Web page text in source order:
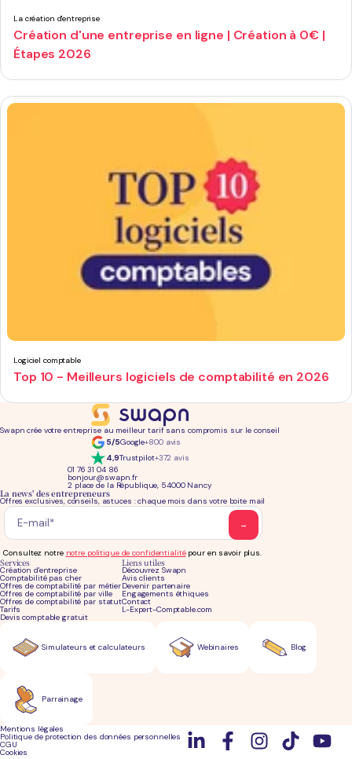
La création d'entreprise
Création d'une entreprise en ligne | Création à 0€ |
Étapes 2026
Logiciel comptable
Top 10 - Meilleurs logiciels de comptabilité en 2026
Swapn crée votre entreprise au meilleur tarif sans compromis sur le conseil
5/5Google+800 avis
4,9Trustpilot+372 avis
01 76 31 04 86
bonjour@swapn.fr
2 place de la République, 54000 Nancy
Services
Création d'entreprise
Comptabilité pas cher
Offres de comptabilité par métier
Offres de comptabilité par ville
Offres de comptabilité par statut
Tarifs
Devis comptable gratuit
Liens utiles
Découvrez Swapn
Avis clients
Devenir partenaire
Engagements éthiques
Contact
L-Expert-Comptable.com
La news' des entrepreneurs
Offres exclusives, conseils, astuces : chaque mois dans votre boite mail
Consultez notre notre politique de confidentialitépour en savoir plus.
Simulateurs et calculateurs Blog
Parrainage
Webinaires
Mentions légales
Politique de protection des données personnelles
CGU
Cookies